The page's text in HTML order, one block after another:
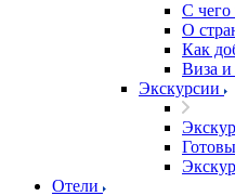
С чего
О
Как
Виза и
Экскурсии
Отели